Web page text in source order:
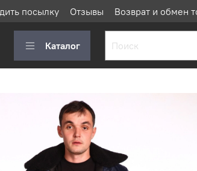
посылку Отзывы Возврат и обмен
Каталог